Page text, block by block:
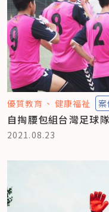
優質教育 健康福祉 案
自掏腰包組台灣足球
2021.08.23